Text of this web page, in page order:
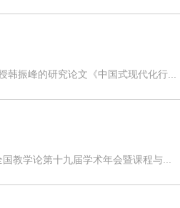
韩振峰的研究论文《中国式现代化行...
教学论第十九届学术年会暨课程与...